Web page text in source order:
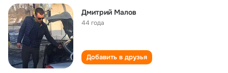
Дмитрий Малов
44 года
Добавить в друзья